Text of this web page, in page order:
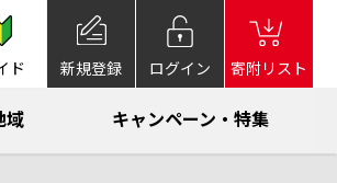
ド 新規登録 ログイン 寄附リスト
域 キャンペーン・特集